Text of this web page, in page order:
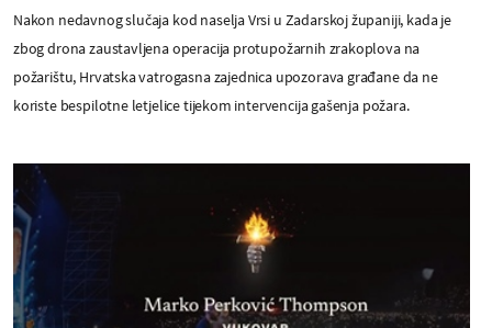
Nakon nedavnog slučaja kod naselja Vrsi u Zadarskoj županiji, kada je
zbog drona zaustavljena operacija protupožarnih zrakoplova na
požarištu, Hrvatska vatrogasna zajednica upozorava građane da ne
koriste bespilotne letjelice tijekom intervencija gašenja požara.